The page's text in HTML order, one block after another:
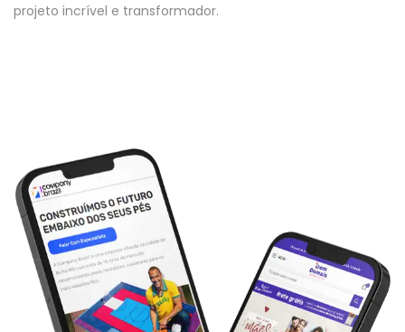
projeto incrível e transformador.